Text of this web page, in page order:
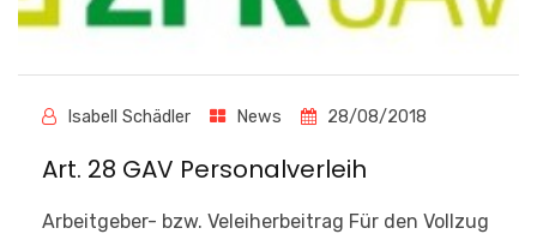
Isabell Schädler News 28/08/2018
Art. 28 GAV Personalverleih
Arbeitgeber- bzw. Veleiherbeitrag Für den Vollzug